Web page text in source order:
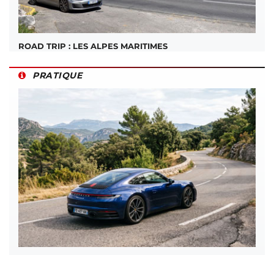
ROAD TRIP : LES ALPES MARITIMES
PRATIQUE